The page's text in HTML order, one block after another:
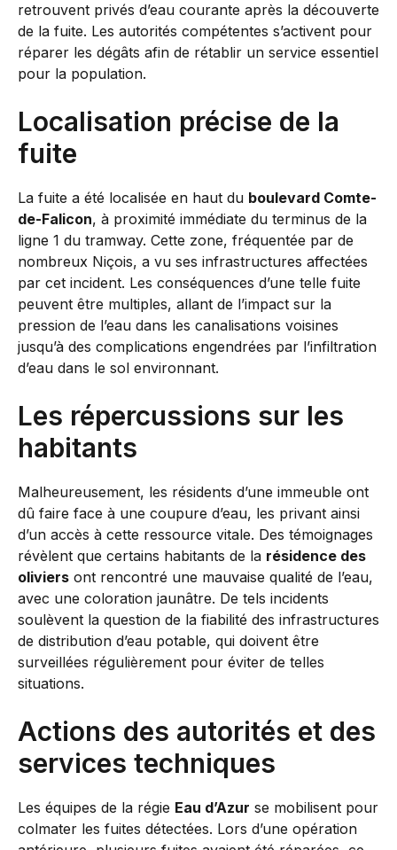
retrouvent privés d’eau courante après la découverte
de la fuite. Les autorités compétentes s’activent pour
réparer les dégâts afin de rétablir un service essentiel
pour la population.
Localisation précise de la
fuite
La fuite a été localisée en haut du boulevard Comte-
de-Falicon, à proximité immédiate du terminus de la
ligne 1 du tramway. Cette zone, fréquentée par de
nombreux Niçois, a vu ses infrastructures affectées
par cet incident. Les conséquences d’une telle fuite
peuvent être multiples, allant de l’impact sur la
pression de l’eau dans les canalisations voisines
jusqu’à des complications engendrées par l’infiltration
d’eau dans le sol environnant.
Les répercussions sur les
habitants
Malheureusement, les résidents d’une immeuble ont
dû faire face à une coupure d’eau, les privant ainsi
d’un accès à cette ressource vitale. Des témoignages
révèlent que certains habitants de la résidence des
oliviers ont rencontré une mauvaise qualité de l’eau,
avec une coloration jaunâtre. De tels incidents
soulèvent la question de la fiabilité des infrastructures
de distribution d’eau potable, qui doivent être
surveillées régulièrement pour éviter de telles
situations.
Actions des autorités et des
services techniques
Les équipes de la régie Eau d’Azur se mobilisent pour
colmater les fuites détectées. Lors d’une opération